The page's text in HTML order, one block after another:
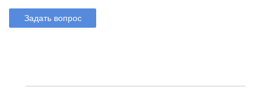
Задать вопрос